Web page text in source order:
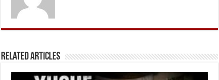
Related Articles